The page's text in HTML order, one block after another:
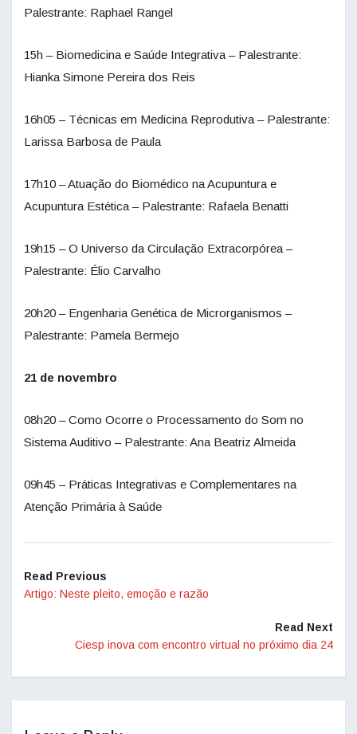
Palestrante: Raphael Rangel
15h – Biomedicina e Saúde Integrativa – Palestrante:
Hianka Simone Pereira dos Reis
16h05 – Técnicas em Medicina Reprodutiva – Palestrante:
Larissa Barbosa de Paula
17h10 – Atuação do Biomédico na Acupuntura e
Acupuntura Estética – Palestrante: Rafaela Benatti
19h15 – O Universo da Circulação Extracorpórea –
Palestrante: Élio Carvalho
20h20 – Engenharia Genética de Microrganismos –
Palestrante: Pamela Bermejo
21 de novembro
08h20 – Como Ocorre o Processamento do Som no
Sistema Auditivo – Palestrante: Ana Beatriz Almeida
09h45 – Práticas Integrativas e Complementares na
Atenção Primária à Saúde
Read Previous
Artigo: Neste pleito, emoção e razão
Read Next
Ciesp inova com encontro virtual no próximo dia 24